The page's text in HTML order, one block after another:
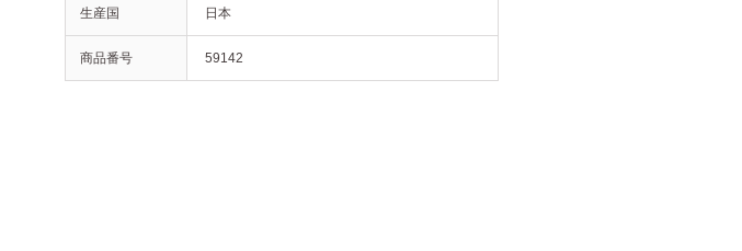
生産国 日本
商品番号 59142